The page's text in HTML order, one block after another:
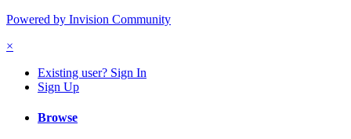
Powered by Invision Community
×
Existing user? Sign In
Sign Up
Browse